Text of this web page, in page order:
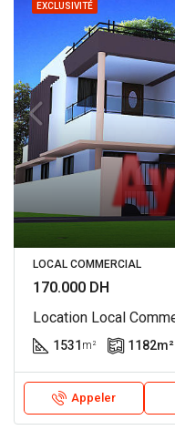
EXCLUSIVITÉ
LOCAL COMMERCIAL
170.000 DH
1531 m² 1182m²
Appeler